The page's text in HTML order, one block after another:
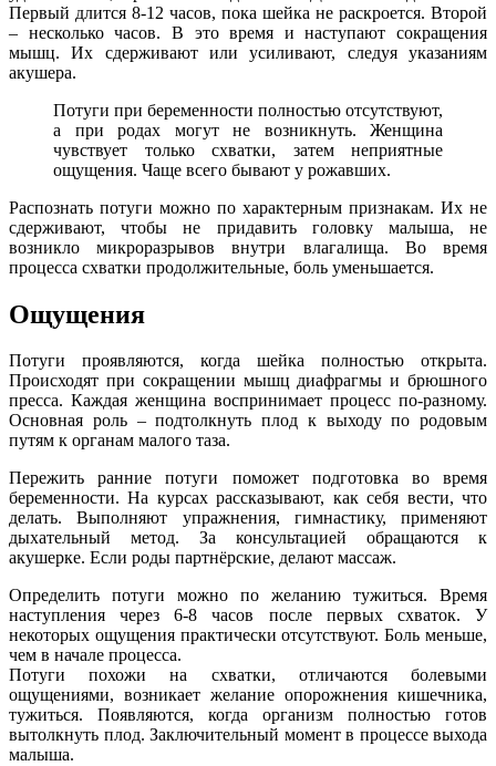
Первый длится 8-12 часов, пока шейка не раскроется. Второй
– несколько часов. В это время и наступают сокращения
мышц. Их сдерживают или усиливают, следуя указаниям
акушера.
Потуги при беременности полностью отсутствуют,
а при родах могут не возникнуть. Женщина
чувствует только схватки, затем неприятные
ощущения. Чаще всего бывают у рожавших.
Распознать потуги можно по характерным признакам. Их не
сдерживают, чтобы не придавить головку малыша, не
возникло микроразрывов внутри влагалища. Во время
процесса схватки продолжительные, боль уменьшается.
Ощущения
Потуги проявляются, когда шейка полностью открыта.
Происходят при сокращении мышц диафрагмы и брюшного
пресса. Каждая женщина воспринимает процесс по-разному.
Основная роль – подтолкнуть плод к выходу по родовым
путям к органам малого таза.
Пережить ранние потуги поможет подготовка во время
беременности. На курсах рассказывают, как себя вести, что
делать. Выполняют упражнения, гимнастику, применяют
дыхательный метод. За консультацией обращаются к
акушерке. Если роды партнёрские, делают массаж.
Определить потуги можно по желанию тужиться. Время
наступления через 6-8 часов после первых схваток. У
некоторых ощущения практически отсутствуют. Боль меньше,
чем в начале процесса.
Потуги похожи на схватки, отличаются болевыми
ощущениями, возникает желание опорожнения кишечника,
тужиться. Появляются, когда организм полностью готов
вытолкнуть плод. Заключительный момент в процессе выхода
малыша.